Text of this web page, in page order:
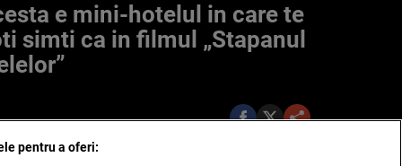
e mini-hotelul in care te
simti ca in filmul „Stapanul
pentru a oferi: